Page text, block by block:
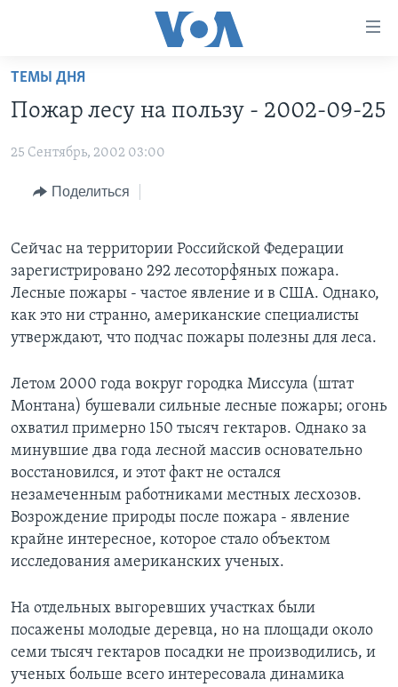
Перейти
основной
Перейти
Перейти
поиск
ПРОГРАММЫ
АМЕРИКА
НОВОСТИ ЗА МИНУТУ
ПОЧЕМУ ЭТО ВАЖНО?
ДИСКУССИЯ VOA
ДЕТАЛИ
НЬЮ-ЙОРК NEW YORK
АМЕРИКА. БОЛЬШОЕ ПУТЕШЕСТВИЕ
ПРОЕКТЫ
УЧИМ АНГЛИЙСКИЙ
А КАК В АМЕРИКЕ?
АРТЕФАКТЫ
АМЕРИКАНСКИЕ ГОРОДКИ
ТЕСТЫ
ЭКСПЕРТИЗА
ФАКТЫ ПРОТИВ ФЕЙКОВ
ЗА СВОБОДУ ПРЕССЫ
УЧИМ АНГЛИЙСКИЙ
ВИДЕО
ПОДПИСКА НА НОВОСТИ
Learning English
СОЦИАЛЬНЫЕ СЕТИ
Языки
ТЕМЫ ДНЯ
Пожар лесу на пользу - 2002-09-25
25 Сентябрь, 2002 03:00
Поделиться
Сейчас на территории Российской Федерации
зарегистрировано 292 лесоторфяных пожара.
Лесные пожары - частое явление и в США. Однако,
как это ни странно, американские специалисты
утверждают, что подчас пожары полезны для леса.
Летом 2000 года вокруг городка Миссула (штат
Монтана) бушевали сильные лесные пожары; огонь
охватил примерно 150 тысяч гектаров. Однако за
минувшие два года лесной массив основательно
восстановился, и этот факт не остался
незамеченным работниками местных лесхозов.
Возрождение природы после пожара - явление
крайне интересное, которое стало объектом
исследования американских ученых.
На отдельных выгоревших участках были
посажены молодые деревца, но на площади около
семи тысяч гектаров посадки не производились, и
ученых больше всего интересовала динамика